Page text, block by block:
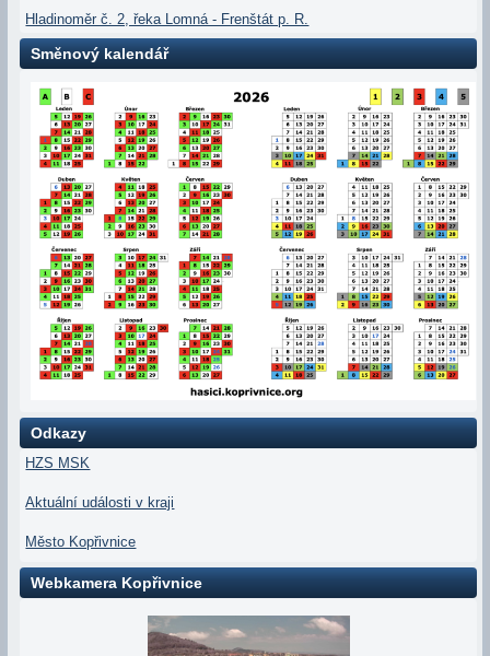
Hladinoměr č. 2, řeka Lomná - Frenštát p. R.
Směnový kalendář
Odkazy
HZS MSK
Aktuální události v kraji
Město Kopřivnice
Webkamera Kopřivnice